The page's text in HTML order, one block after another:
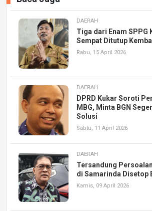
DAERAH
Tiga dari Enam SPPG
Sempat Ditutup
Rabu, 15 April 2026
DAERAH
DPRD Kukar Soroti
MBG, Minta BGN
Solusi
Sabtu, 11 April 2026
DAERAH
Tersandung
di Samarinda Disetop
Kamis, 09 April 2026